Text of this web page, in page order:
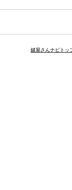
鍵屋さんナビトッ